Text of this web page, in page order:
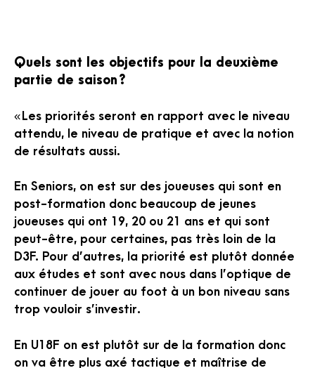
Quels sont les objectifs pour la deuxième
partie de saison ?
« Les priorités seront en rapport avec le niveau
attendu, le niveau de pratique et avec la notion
de résultats aussi.
En Seniors, on est sur des joueuses qui sont en
post-formation donc beaucoup de jeunes
joueuses qui ont 19, 20 ou 21 ans et qui sont
peut-être, pour certaines, pas très loin de la
D3F. Pour d’autres, la priorité est plutôt donnée
aux études et sont avec nous dans l’optique de
continuer de jouer au foot à un bon niveau sans
trop vouloir s’investir.
En U18F on est plutôt sur de la formation donc
on va être plus axé tactique et maîtrise de